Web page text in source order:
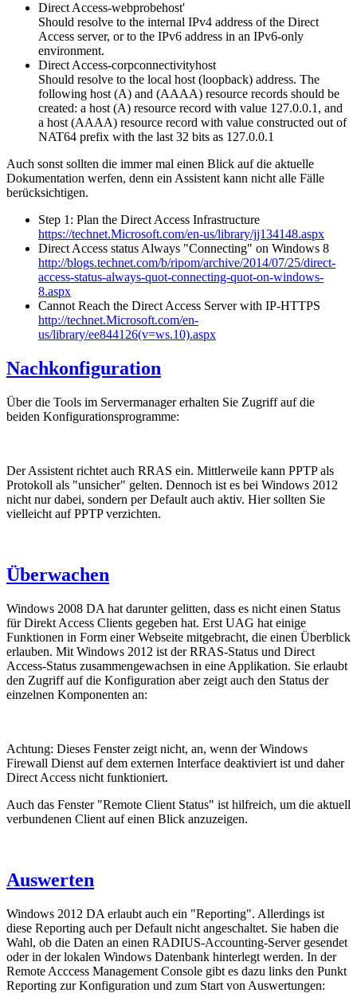
Direct Access-webprobehost'
Should resolve to the internal IPv4 address of the Direct
Access server, or to the IPv6 address in an IPv6-only
environment.
Direct Access-corpconnectivityhost
Should resolve to the local host (loopback) address. The
following host (A) and (AAAA) resource records should be
created: a host (A) resource record with value 127.0.0.1, and
a host (AAAA) resource record with value constructed out of
NAT64 prefix with the last 32 bits as 127.0.0.1
Auch sonst sollten die immer mal einen Blick auf die aktuelle
Dokumentation werfen, denn ein Assistent kann nicht alle Fälle
berücksichtigen.
Step 1: Plan the Direct Access Infrastructure
https://technet.Microsoft.com/en-us/library/jj134148.aspx
Direct Access status Always "Connecting" on Windows 8
http://blogs.technet.com/b/ripom/archive/2014/07/25/direct-
access-status-always-quot-connecting-quot-on-windows-
8.aspx
Cannot Reach the Direct Access Server with IP-HTTPS
http://technet.Microsoft.com/en-
us/library/ee844126(v=ws.10).aspx
Nachkonfiguration
Über die Tools im Servermanager erhalten Sie Zugriff auf die
beiden Konfigurationsprogramme:
Der Assistent richtet auch RRAS ein. Mittlerweile kann PPTP als
Protokoll als "unsicher" gelten. Dennoch ist es bei Windows 2012
nicht nur dabei, sondern per Default auch aktiv. Hier sollten Sie
vielleicht auf PPTP verzichten.
Überwachen
Windows 2008 DA hat darunter gelitten, dass es nicht einen Status
für Direkt Access Clients gegeben hat. Erst UAG hat einige
Funktionen in Form einer Webseite mitgebracht, die einen Überblick
erlauben. Mit Windows 2012 ist der RRAS-Status und Direct
Access-Status zusammengewachsen in eine Applikation. Sie erlaubt
den Zugriff auf die Konfiguration aber zeigt auch den Status der
einzelnen Komponenten an:
Achtung: Dieses Fenster zeigt nicht, an, wenn der Windows
Firewall Dienst auf dem externen Interface deaktiviert ist und daher
Direct Access nicht funktioniert.
Auch das Fenster "Remote Client Status" ist hilfreich, um die aktuell
verbundenen Client auf einen Blick anzuzeigen.
Auswerten
Windows 2012 DA erlaubt auch ein "Reporting". Allerdings ist
diese Reporting auch per Default nicht angeschaltet. Sie haben die
Wahl, ob die Daten an einen RADIUS-Accounting-Server gesendet
oder in der lokalen Windows Datenbank hinterlegt werden. In der
Remote Acccess Management Console gibt es dazu links den Punkt
Reporting zur Konfiguration und zum Start von Auswertungen: